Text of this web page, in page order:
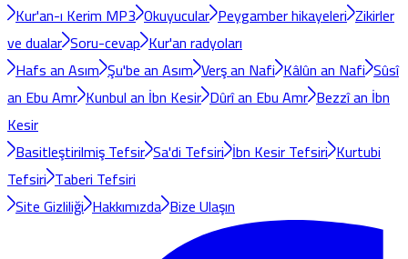
Kur'an-ı Kerim MP3 Okuyucular Peygamber hikayeleri Zikirler
ve dualar Soru-cevap Kur'an radyoları
Hafs an Asım Şu'be an Asım Verş an Nafi Kâlûn an Nafi Sûsî
an Ebu Amr Kunbul an İbn Kesir Dûrî an Ebu Amr Bezzî an İbn
Kesir
Basitleştirilmiş Tefsir Sa'di Tefsiri İbn Kesir Tefsiri Kurtubi
Tefsiri Taberi Tefsiri
Site Gizliliği Hakkımızda Bize Ulaşın